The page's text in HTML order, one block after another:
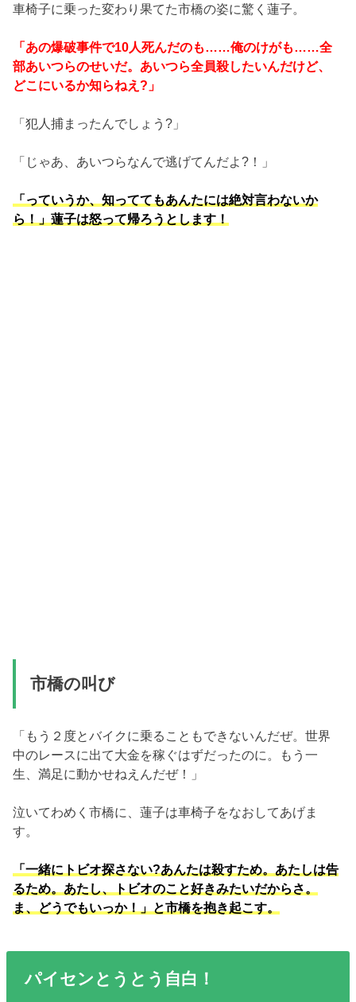
車椅子に乗った変わり果てた市橋の姿に驚く蓮子。
「あの爆破事件で10人死んだのも……俺のけがも……全
部あいつらのせいだ。あいつら全員殺したいんだけど、
どこにいるか知らねえ?」
「犯人捕まったんでしょう?」
「じゃあ、あいつらなんで逃げてんだよ?！」
「っていうか、知っててもあんたには絶対言わないか
ら！」蓮子は怒って帰ろうとします！
市橋の叫び
「もう２度とバイクに乗ることもできないんだぜ。世界
中のレースに出て大金を稼ぐはずだったのに。もう一
生、満足に動かせねえんだぜ！」
泣いてわめく市橋に、蓮子は車椅子をなおしてあげま
す。
「一緒にトビオ探さない?あんたは殺すため。あたしは告
るため。あたし、トビオのこと好きみたいだからさ。
ま、どうでもいっか！」と市橋を抱き起こす。
パイセンとうとう自白！